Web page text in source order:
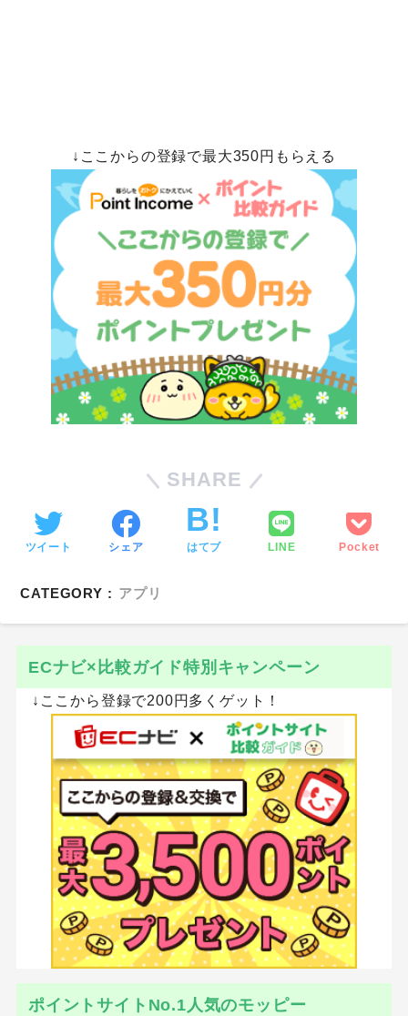
↓ここからの登録で最大350円もらえる
SHARE
ツイート シェア はてブ LINE Pocket
CATEGORY : アプリ
ECナビ×比較ガイド特別キャンペーン
↓ここから登録で200円多くゲット！
ポイントサイトNo.1人気のモッピー